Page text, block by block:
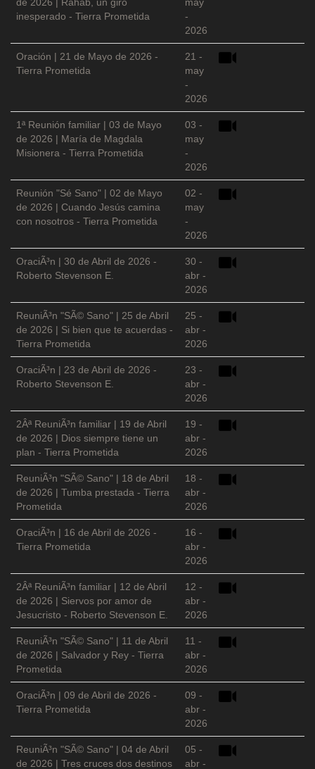
inesperado - Tierra Prometida
-
2026
Oración | 21 de Mayo de 2026 -
Tierra Prometida
21 -
may
-
2026
1ª Reunión familiar | 03 de Mayo
de 2026 | María de Magdala
Misionera - Tierra Prometida
03 -
may
-
2026
Reunión "Sé Sano" | 02 de Mayo
de 2026 | Cuando Jesús camina
con nosotros - Tierra Prometida
02 -
may
-
2026
OraciÃ³n | 30 de Abril de 2026 -
Roberto Stevenson E.
30 -
abr -
2026
ReuniÃ³n "SÃ© Sano" | 25 de Abril
de 2026 | Si bien que te acuerdas -
Tierra Prometida
25 -
abr -
2026
OraciÃ³n | 23 de Abril de 2026 -
Roberto Stevenson E.
23 -
abr -
2026
2Âª ReuniÃ³n familiar | 19 de Abril
de 2026 | Dios siempre tiene un
plan - Tierra Prometida
19 -
abr -
2026
ReuniÃ³n "SÃ© Sano" | 18 de Abril
de 2026 | Tumba prestada - Tierra
Prometida
18 -
abr -
2026
OraciÃ³n | 16 de Abril de 2026 -
Tierra Prometida
16 -
abr -
2026
2Âª ReuniÃ³n familiar | 12 de Abril
de 2026 | Siervos por amor de
Jesucristo - Roberto Stevenson E.
12 -
abr -
2026
ReuniÃ³n "SÃ© Sano" | 11 de Abril
de 2026 | Salvador y Rey - Tierra
Prometida
11 -
abr -
2026
OraciÃ³n | 09 de Abril de 2026 -
Tierra Prometida
09 -
abr -
2026
ReuniÃ³n "SÃ© Sano" | 04 de Abril
de 2026 | Tres cruces dos destinos
05 -
abr -